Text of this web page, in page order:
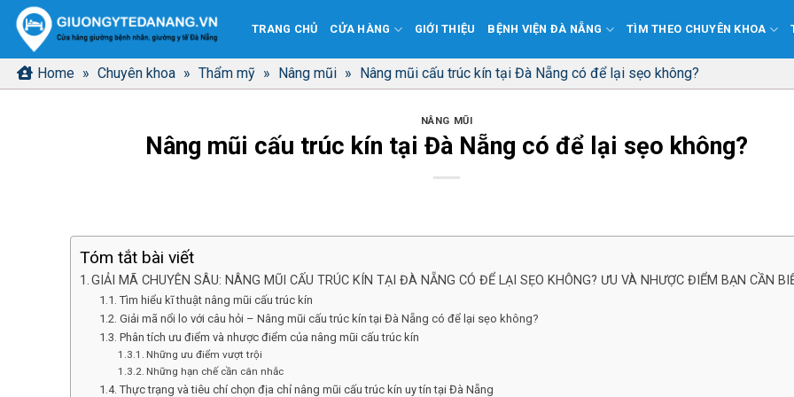
qua
nội
dung
TRANG CHỦ CỬA HÀNG GIỚI THIỆU BỆNH VIỆN ĐÀ NẴNG TÌM THEO CHUYÊN KHOA
Home » Chuyên khoa » Thẩm mỹ » Nâng mũi » Nâng mũi cấu trúc kín tại Đà Nẵng có để lại sẹo không?
NÂNG MŨI
Nâng mũi cấu trúc kín tại Đà Nẵng có để lại sẹo không?
Tóm tắt bài viết
GIẢI MÃ CHUYÊN SÂU: NÂNG MŨI CẤU TRÚC KÍN TẠI ĐÀ NẴNG CÓ ĐỂ LẠI SẸO KHÔNG? ƯU VÀ NHƯỢC ĐIỂM BẠN CẦN
Tìm hiểu kĩ thuật nâng mũi cấu trúc kín
Giải mã nổi lo với câu hỏi – Nâng mũi cấu trúc kín tại Đà Nẵng có để lại sẹo không?
Phân tích ưu điểm và nhược điểm của nâng mũi cấu trúc kín
Những ưu điểm vượt trội
Những hạn chế cần cân nhắc
Thực trạng và tiêu chí chọn địa chỉ nâng mũi cấu trúc kín uy tín tại Đà Nẵng